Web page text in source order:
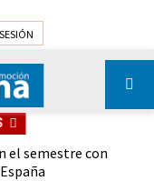
el semestre con